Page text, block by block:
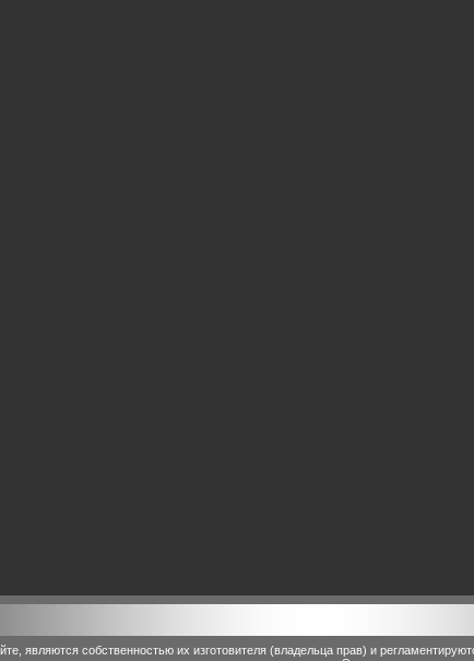
являются собственностью их изготовителя (владельца прав) и